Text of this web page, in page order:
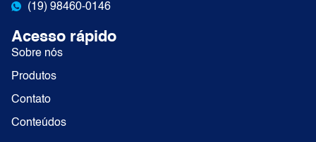
(19) 98460-0146
Acesso rápido
Sobre nós
Produtos
Contato
Conteúdos